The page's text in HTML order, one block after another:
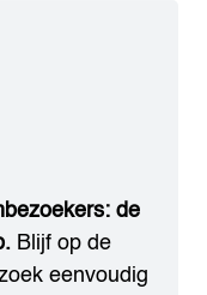
de
Blijf op de
eenvoudig